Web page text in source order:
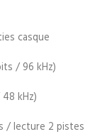
casque
/ 96 kHz)
kHz)
/ lecture 2 pistes